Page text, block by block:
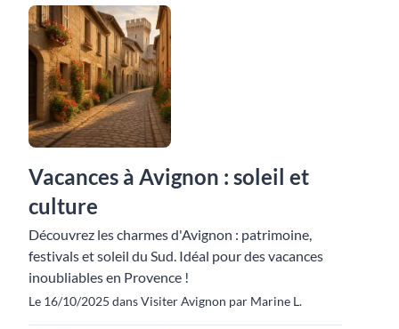
Vacances à Avignon : soleil et
culture
Découvrez les charmes d'Avignon : patrimoine,
festivals et soleil du Sud. Idéal pour des vacances
inoubliables en Provence !
Le 16/10/2025 dans Visiter Avignon par Marine L.